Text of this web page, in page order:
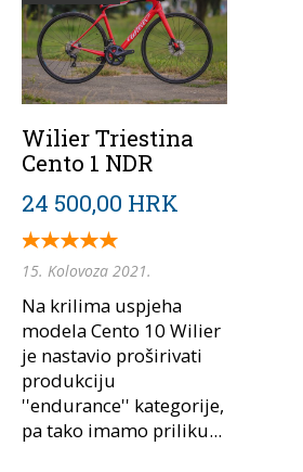
Wilier Triestina
Cento 1 NDR
24 500,00 HRK
15. Kolovoza 2021.
Na krilima uspjeha
modela Cento 10 Wilier
je nastavio proširivati
produkciju
''endurance'' kategorije,
pa tako imamo priliku...